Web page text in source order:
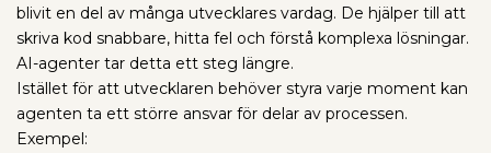
blivit en del av många utvecklares vardag. De hjälper till att
skriva kod snabbare, hitta fel och förstå komplexa lösningar.
AI-agenter tar detta ett steg längre.
Istället för att utvecklaren behöver styra varje moment kan
agenten ta ett större ansvar för delar av processen.
Exempel: